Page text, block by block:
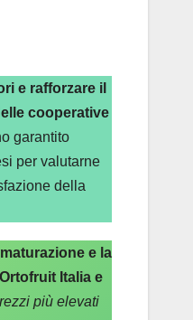
e rafforzare il
cooperative
garantito
per valutarne
della
e la
Italia e
più elevati